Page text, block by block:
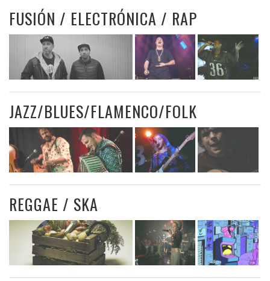
FUSIÓN / ELECTRÓNICA / RAP
JAZZ/BLUES/FLAMENCO/FOLK
REGGAE / SKA